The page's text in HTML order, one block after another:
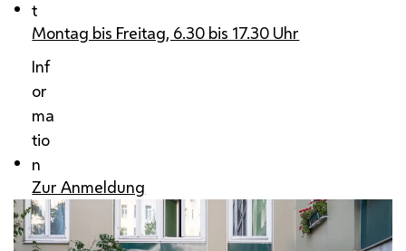
t
Montag bis Freitag, 6.30 bis 17.30 Uhr
Inf
or
ma
tio
n
Zur Anmeldung